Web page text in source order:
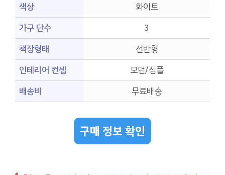
색상
화이트
가구 단수
3
책장형태
선반형
인테리어 컨셉
모던/심플
배송비
무료배송
구매 정보 확인